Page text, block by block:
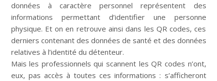
données à caractère personnel représentent des
informations permettant d’identifier une personne
physique. Et on en retrouve ainsi dans les QR codes, ces
derniers contenant des données de santé et des données
relatives à l’identité du détenteur.
Mais les professionnels qui scannent les QR codes n’ont,
eux, pas accès à toutes ces informations : s’afficheront